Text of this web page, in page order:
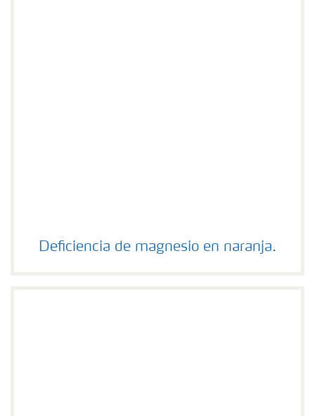
Deficiencia de magnesio en naranja.
Deficiencia de magnesio en naranja.